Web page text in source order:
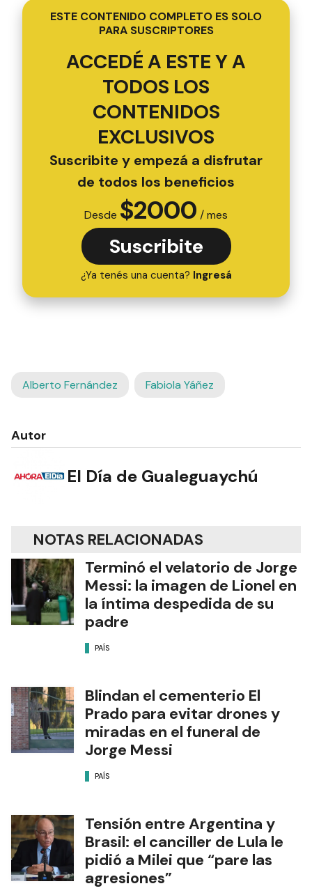
ESTE CONTENIDO COMPLETO ES SOLO
PARA SUSCRIPTORES
ACCEDÉ A ESTE Y A
TODOS LOS
CONTENIDOS
EXCLUSIVOS
Suscribite y empezá a disfrutar
de todos los beneficios
Desde $2000 / mes
Suscribite
¿Ya tenés una cuenta? Ingresá
Alberto Fernández Fabiola Yáñez
Autor
El Día de Gualeguaychú
NOTAS RELACIONADAS
Terminó el velatorio de Jorge
Messi: la imagen de Lionel en
la íntima despedida de su
padre
PAÍS
Blindan el cementerio El
Prado para evitar drones y
miradas en el funeral de
Jorge Messi
PAÍS
Tensión entre Argentina y
Brasil: el canciller de Lula le
pidió a Milei que “pare las
agresiones”